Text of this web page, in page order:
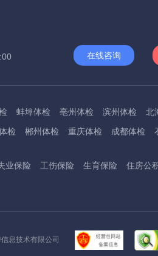
在线咨询
蚌埠体检 亳州体检 滨州体检 北
检 郴州体检 重庆体检 成都体检
河体检 邯郸体检 衡水体检 呼和浩特
兴体检 金华体检 景德镇体检 九江
廊坊体检 临汾体检 辽阳
六盘水体检 兰州体检
业保险 工伤保险 生育保险 住房公
息技术有限公司